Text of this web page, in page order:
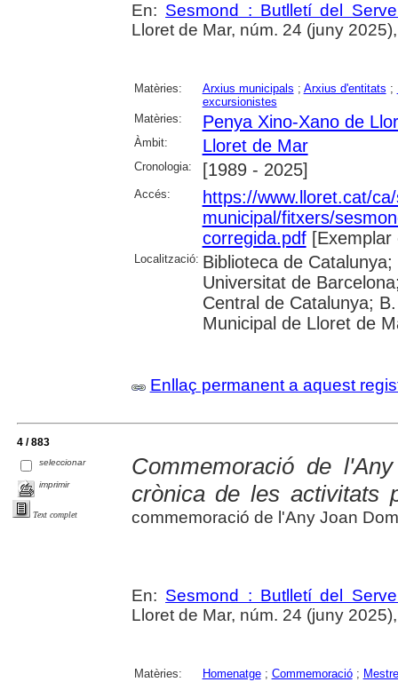
En: Sesmond : Butlletí del
Lloret de Mar, núm. 24 (juny
Matèries: Arxius municipals ; Arxius d'entitats ;
excursionistes
Matèries:
Penya Xino-Xano de
Àmbit: Lloret de Mar
Cronologia: [1989 - 2025]
Accés:
https://www.lloret.cat/
municipal/fitxers/
corregida.pdf[Exemplar
Localització: Biblioteca de
Universitat de
Central de Catalunya;
Municipal de Lloret de
Enllaç permanent a aquest
4 / 883
seleccionar
imprimir
Text complet
Commemoració de
crònica de les activitats
commemoració de l'Any Joan
En: Sesmond : Butlletí del
Lloret de Mar, núm. 24 (juny
Matèries: Homenatge; Commemoració;